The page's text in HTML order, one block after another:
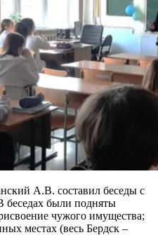
А.В. составил беседы с
беседах были подняты
чужого имущества;
местах (весь Бердск –